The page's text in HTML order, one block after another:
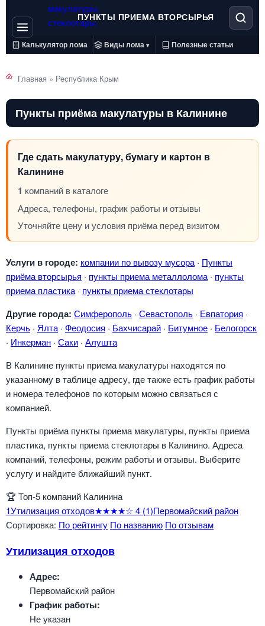
ПУНКТЫ ПРИЕМА ВТОРСЫРЬЯ
Калькулятор лома Виды лома ▾ Полезные статьи
Главная » Республика Крым
Пункты приёма макулатуры в Калинине
Где сдать макулатуру, бумагу и картон в
Калинине
1 компаний в каталоге
Адреса, телефоны, график работы и отзывы
Уточняйте цену и условия приёма перед визитом
Услуги в городе: компании по вывозу мусора · Пункты
приёма вторсырья · пункты приема металлолома · пункты
приема пластика · пункты приема стеклотары
Другие города: Симферополь · Севастополь · Евпатория ·
Керчь · Ялта · Феодосия · Бахчисарай · Битумное · Белогорск
· Инкерман · Саки · Алушта
В Калинине пункты приема макулатуры находятся по
указанному в таблице адресу, где также есть график работы
и номера телефонов по которым можно связаться с
компанией.
Пункты приёма пункты приема макулатуры, пункты приема
пластика, пункты приема стеклотары в Калинино. Адреса
компаний, телефоны, режим работы и отзывы. Выберите
услугу и найдите ближайший пункт.
🏆 Топ-5 компаний Калинина
1Утилизация отходов★★★★☆ 4 (1)Первомайский район
Сортировка: По рейтингу По названию По отзывам
Утилизация отходов
Адрес:
Первомайский район
График работы:
Не указан